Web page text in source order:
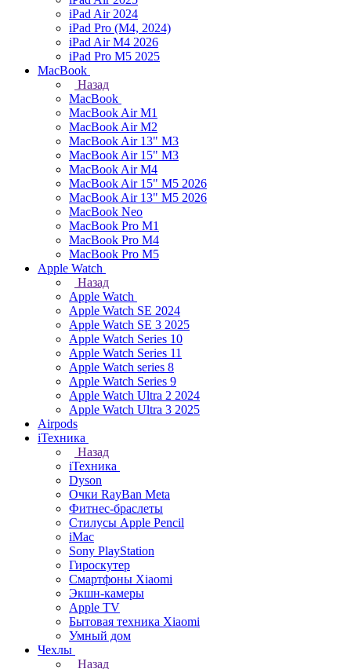
iPad Air 2024
iPad Pro (M4, 2024)
iPad Air M4 2026
iPad Pro M5 2025
MacBook
Назад
MacBook
MacBook Air M1
MacBook Air M2
MacBook Air 13" M3
MacBook Air 15" M3
MacBook Air M4
MacBook Air 15" М5 2026
MacBook Air 13" М5 2026
MacBook Neo
MacBook Pro M1
MacBook Pro M4
MacBook Pro M5
Apple Watch
Назад
Apple Watch
Apple Watch SE 2024
Apple Watch SE 3 2025
Apple Watch Series 10
Apple Watch Series 11
Apple Watch series 8
Apple Watch Series 9
Apple Watch Ultra 2 2024
Apple Watch Ultra 3 2025
Airpods
iТехника
Назад
iТехника
Dyson
Очки RayBan Meta
Фитнес-браслеты
Стилусы Apple Pencil
iMac
Sony PlayStation
Гироскутер
Смартфоны Xiaomi
Экшн-камеры
Apple TV
Бытовая техника Xiaomi
Умный дом
Чехлы
Назад